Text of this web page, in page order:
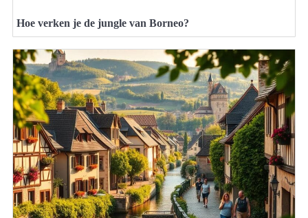
Hoe verken je de jungle van Borneo?